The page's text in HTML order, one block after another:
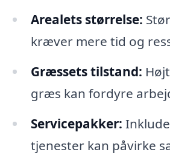
Arealets størrelse:
kræver mere tid og
Græssets tilstand:
græs kan fordyre
Servicepakker:
tjenester kan påvirke